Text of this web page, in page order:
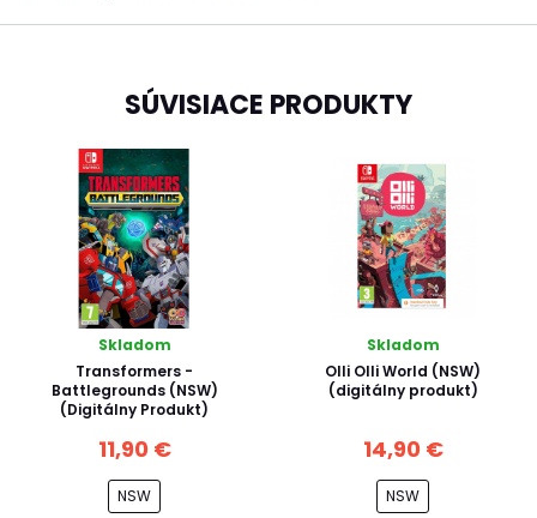
SÚVISIACE PRODUKTY
Skladom
Transformers -
Battlegrounds (NSW)
(Digitálny Produkt)
11,90 €
NSW
Skladom
Olli Olli World (NSW)
(digitálny produkt)
14,90 €
NSW